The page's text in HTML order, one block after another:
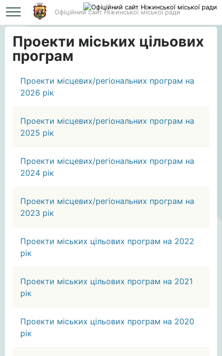
Офіційний сайт Ніжинської міської ради
Головна Проекти міських цільових програм
Проекти міських цільових
програм
Проекти місцевих/регіональних програм на
2026 рік
Проекти місцевих/регіональних програм на
2025 рік
Проекти місцевих/регіональних програм на
2024 рік
Проекти місцевих/регіональних програм на
2023 рік
Проекти міських цільових програм на 2022
рік
Проекти міських цільових програм на 2021
рік
Проекти міських цільових програм на 2020
рік